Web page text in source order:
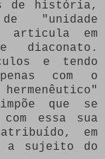
de história,
"unidade
articula em
diaconato.
e tendo
com o
que se
essa sua
em
a sujeito do